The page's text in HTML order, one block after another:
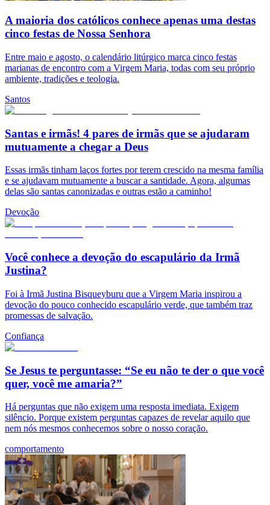
A maioria dos católicos conhece apenas uma destas
cinco festas de Nossa Senhora
Entre maio e agosto, o calendário litúrgico marca cinco festas
marianas de encontro com a Virgem Maria, todas com seu próprio
ambiente, tradições e teologia.
Santos
Santas e irmãs! 4 pares de irmãs que se ajudaram
mutuamente a chegar a Deus
Essas irmãs tinham laços fortes por terem crescido na mesma família
e se ajudavam mutuamente a buscar a santidade. Agora, algumas
delas são santas canonizadas e outras estão a caminho!
Devoção
Você conhece a devoção do escapulário da Irmã
Justina?
Foi à Irmã Justina Bisqueyburu que a Virgem Maria inspirou a
devoção do pouco conhecido escapulário verde, que também traz
promessas de salvação.
Confiança
Se Jesus te perguntasse: “Se eu não te der o que você
quer, você me amaria?”
Há perguntas que não exigem uma resposta imediata. Exigem
silêncio. Porque existem perguntas capazes de revelar aquilo que
nem nós mesmos conhecemos sobre o nosso coração.
comportamento